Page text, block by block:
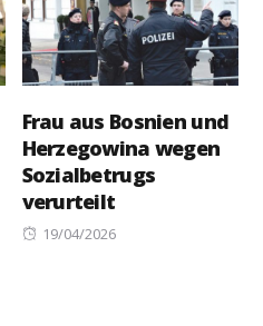
Frau aus Bosnien und
Herzegowina wegen
Sozialbetrugs
verurteilt
Posted
19/04/2026